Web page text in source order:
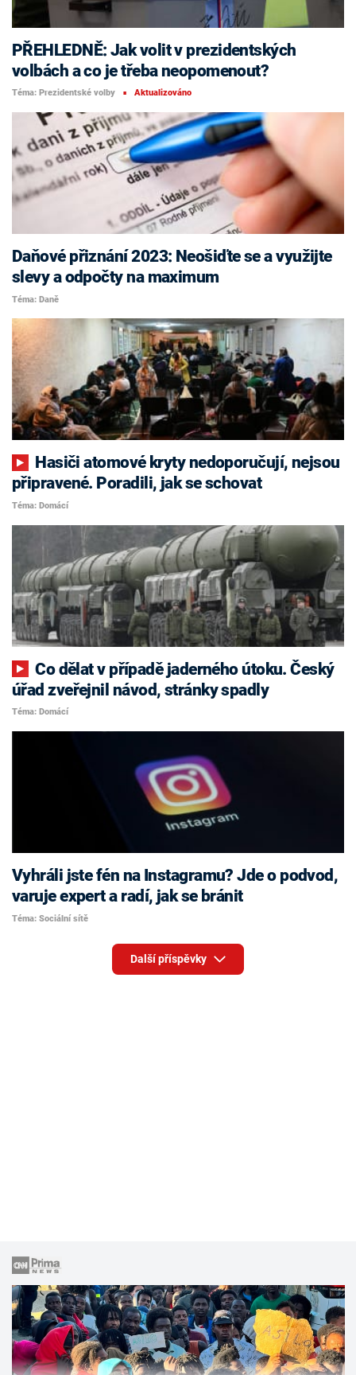
PŘEHLEDNĚ: Jak volit v prezidentských
volbách a co je třeba neopomenout?
Téma: Prezidentské volby ■ Aktualizováno
Daňové přiznání 2023: Neošiďte se a využijte
slevy a odpočty na maximum
Téma: Daně
připravené. Poradili, jak se schovat
Téma: Domácí
Co dělat v případě jaderného útoku. Český
úřad zveřejnil návod, stránky spadly
Téma: Domácí
Vyhráli jste fén na Instagramu? Jde o podvod,
varuje expert a radí, jak se bránit
Téma: Sociální sítě
Další příspěvky